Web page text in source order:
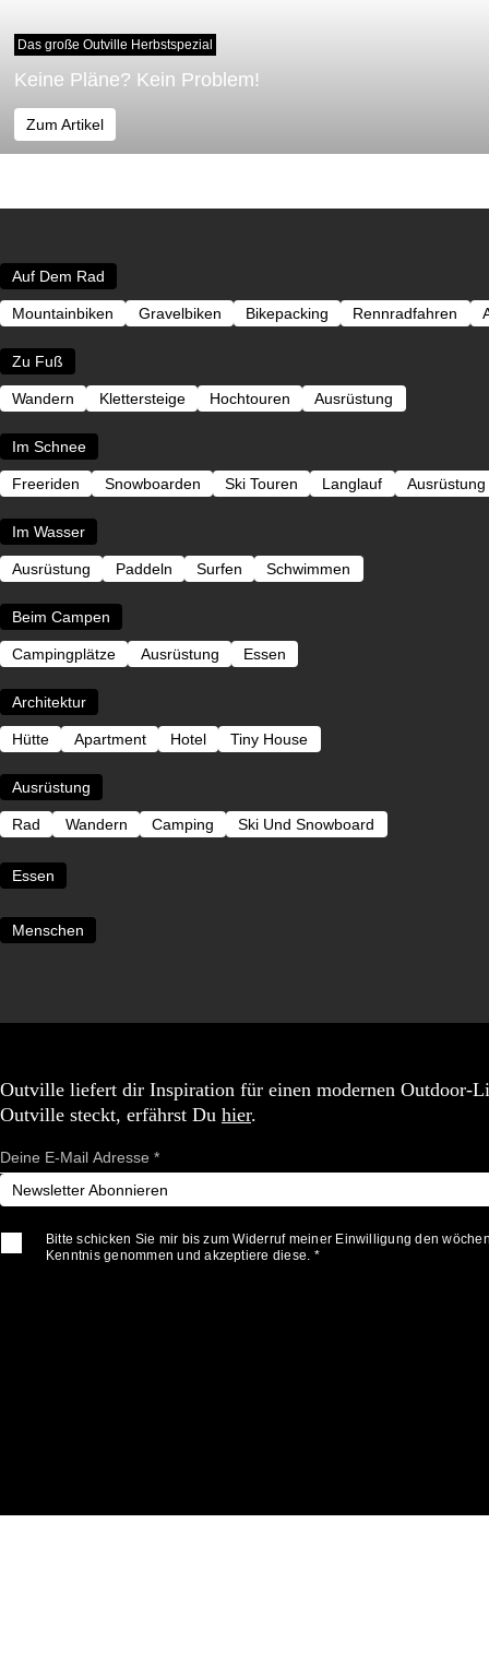
Das große Outville Herbstspezial
Keine Pläne? Kein Problem!
Zum Artikel
Auf Dem Rad
Mountainbiken Gravelbiken Bikepacking Rennradfahren
Zu Fuß
Wandern Klettersteige Hochtouren Ausrüstung
Im Schnee
Freeriden Snowboarden Ski Touren Langlauf Ausrüstung
Im Wasser
Ausrüstung Paddeln Surfen Schwimmen
Beim Campen
Campingplätze Ausrüstung Essen
Architektur
Hütte Apartment Hotel Tiny House
Ausrüstung
Rad Wandern Camping Ski Und Snowboard
Essen
Menschen
Outville liefert dir Inspiration für einen modernen Outdoor-
Outville steckt, erfährst Du hier.
Newsletter Abonnieren
Bitte schicken Sie mir bis zum Widerruf meiner Einwilligung den
Kenntnis genommen und akzeptiere diese. *